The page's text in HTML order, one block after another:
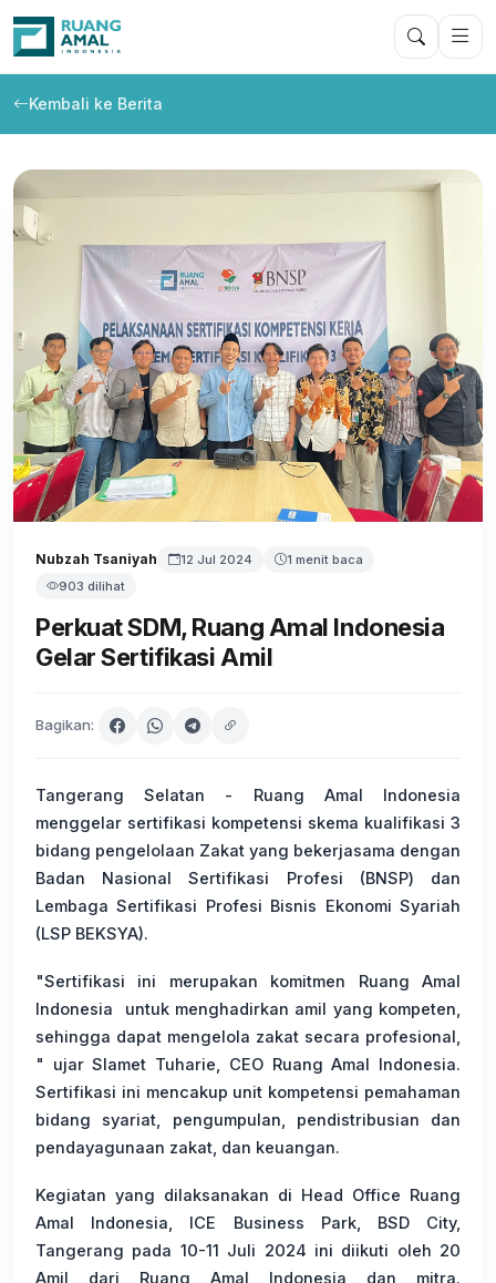
Kembali ke Berita
Nubzah Tsaniyah 12 Jul 2024
1 menit baca
903 dilihat
Perkuat SDM, Ruang Amal Indonesia
Gelar Sertifikasi Amil
Bagikan:
Tangerang Selatan - Ruang Amal Indonesia
menggelar sertifikasi kompetensi skema kualifikasi 3
bidang pengelolaan Zakat yang bekerjasama dengan
Badan Nasional Sertifikasi Profesi (BNSP) dan
Lembaga Sertifikasi Profesi Bisnis Ekonomi Syariah
(LSP BEKSYA).
"Sertifikasi ini merupakan komitmen Ruang Amal
Indonesia untuk menghadirkan amil yang kompeten,
sehingga dapat mengelola zakat secara profesional,
" ujar Slamet Tuharie, CEO Ruang Amal Indonesia.
Sertifikasi ini mencakup unit kompetensi pemahaman
bidang syariat, pengumpulan, pendistribusian dan
pendayagunaan zakat, dan keuangan.
Kegiatan yang dilaksanakan di Head Office Ruang
Amal Indonesia, ICE Business Park, BSD City,
Tangerang pada 10-11 Juli 2024 ini diikuti oleh 20
Amil dari Ruang Amal Indonesia dan mitra.